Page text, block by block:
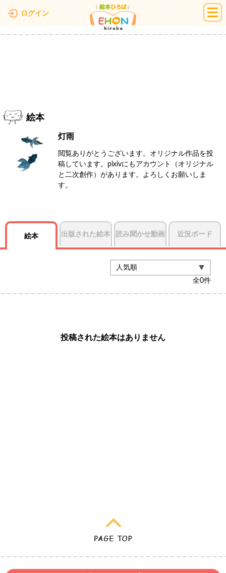
ログイン 絵本ひろば
絵本
灯雨
閲覧ありがとうございます。オリジナル作品を投
稿しています。pixivにもアカウント（オリジナル
と二次創作）があります。よろしくお願いしま
す。
絵本 出版された絵本 読み聞かせ動画 近況ボード
全0件
投稿された絵本はありません